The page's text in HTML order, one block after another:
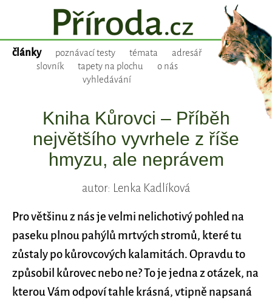
články poznávací testy témata
adresář
slovník
tapety na plochu
o nás
vyhledávání
Kniha Kůrovci – Příběh
největšího vyvrhele z říše
hmyzu, ale neprávem
autor: Lenka Kadlíková
Pro většinu z nás je velmi nelichotivý pohled na
paseku plnou pahýlů mrtvých stromů, které tu
zůstaly po kůrovcových kalamitách. Opravdu to
způsobil kůrovec nebo ne? To je jedna z otázek, na
kterou Vám odpoví tahle krásná, vtipně napsaná